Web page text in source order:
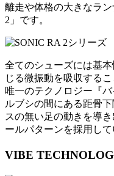
離走や体格の大きなラ
2」です。
全てのシューズには基
じる微振動を吸収する
唯一のテクノロジー『
ルブシの間にある距骨
スの無い足の動きを導
ールパターンを採用して
VIBE